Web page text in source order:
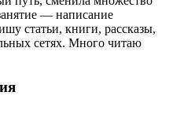
— написание
статьи, книги, рассказы,
сетях. Много читаю